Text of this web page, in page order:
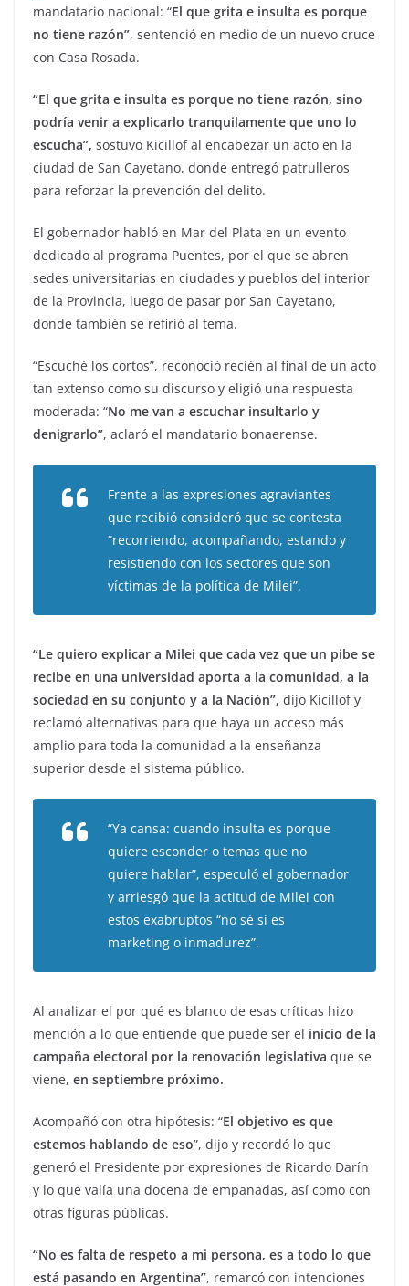
mandatario nacional: “El que grita e insulta es porque
no tiene razón”, sentenció en medio de un nuevo cruce
con Casa Rosada.
“El que grita e insulta es porque no tiene razón, sino
podría venir a explicarlo tranquilamente que uno lo
escucha”, sostuvo Kicillof al encabezar un acto en la
ciudad de San Cayetano, donde entregó patrulleros
para reforzar la prevención del delito.
El gobernador habló en Mar del Plata en un evento
dedicado al programa Puentes, por el que se abren
sedes universitarias en ciudades y pueblos del interior
de la Provincia, luego de pasar por San Cayetano,
donde también se refirió al tema.
“Escuché los cortos”, reconoció recién al final de un acto
tan extenso como su discurso y eligió una respuesta
moderada: “No me van a escuchar insultarlo y
denigrarlo”, aclaró el mandatario bonaerense.
Frente a las expresiones agraviantes
que recibió consideró que se contesta
“recorriendo, acompañando, estando y
resistiendo con los sectores que son
víctimas de la política de Milei”.
“Le quiero explicar a Milei que cada vez que un pibe se
recibe en una universidad aporta a la comunidad, a la
sociedad en su conjunto y a la Nación”, dijo Kicillof y
reclamó alternativas para que haya un acceso más
amplio para toda la comunidad a la enseñanza
superior desde el sistema público.
“Ya cansa: cuando insulta es porque
quiere esconder o temas que no
quiere hablar”, especuló el gobernador
y arriesgó que la actitud de Milei con
estos exabruptos “no sé si es
marketing o inmadurez”.
Al analizar el por qué es blanco de esas críticas hizo
mención a lo que entiende que puede ser el inicio de la
campaña electoral por la renovación legislativa que se
viene, en septiembre próximo.
Acompañó con otra hipótesis: “El objetivo es que
estemos hablando de eso”, dijo y recordó lo que
generó el Presidente por expresiones de Ricardo Darín
y lo que valía una docena de empanadas, así como con
otras figuras públicas.
“No es falta de respeto a mi persona, es a todo lo que
está pasando en Argentina”, remarcó con intenciones